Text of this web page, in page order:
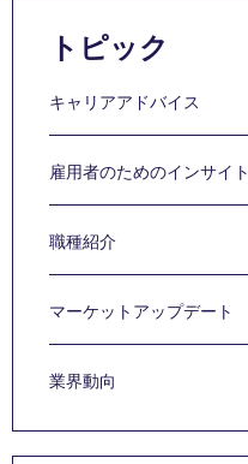
トピック
キャリアアドバイス
雇用者のためのインサイト
職種紹介
マーケットアップデート
業界動向